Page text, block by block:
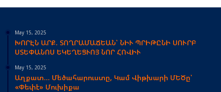
May 15, 2025
ԽՈՐԷՆ ԱՐՔ. ՏՈՂՐԱՄԱՃԵԱՆ՝ ՆԻՒ ՊՐԻԹԸՆԻ ՍՈՒՐԲ
ՍՏԵՓԱՆՈՍ ԵԿԵՂԵՑՒՈՅ ՆՈՐ ՀՈՎԻՒ
May 15, 2025
Աղքատ… Մեծահարուստը, Կամ Վիթխարի ՄԵԾը՝
«Փեփէ» Մուխիքա